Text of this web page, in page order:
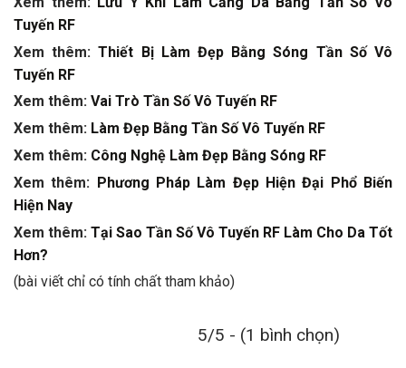
Tuyến RF
Xem thêm:Thiết Bị Làm Đẹp Bằng Sóng Tần Số Vô
Tuyến RF
Xem thêm: Vai Trò Tần Số Vô Tuyến RF
Xem thêm: Làm Đẹp Bằng Tần Số Vô Tuyến RF
Xem thêm: Công Nghệ Làm Đẹp Bằng Sóng RF
Xem thêm: Phương Pháp Làm Đẹp Hiện Đại Phổ Biến
Hiện Nay
Xem thêm: Tại Sao Tần Số Vô Tuyến RF Làm Cho Da Tốt
Hơn?
(bài viết chỉ có tính chất tham khảo)
5/5 - (1 bình chọn)